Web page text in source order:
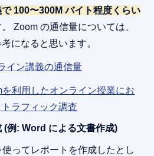
100〜300M バイト程度くらい
Zoom の通信量については、
になると思います。
イン講義の通信量
利用したオンライン授業にお
ラフィック調査
(例: Word による文書作成)
使ってレポートを作成したとし